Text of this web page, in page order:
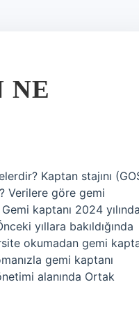
NE
Kaptan stajını
Verilere göre gemi
kaptanı 2024 yılında
yıllara bakıldığında
okumadan gemi
gemi kaptanı
alanında Ortak